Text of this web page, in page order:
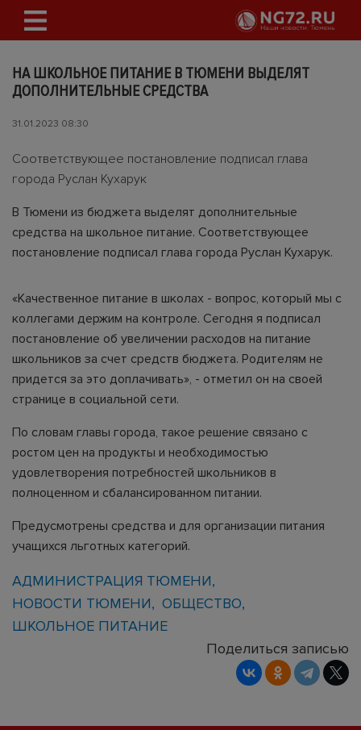
НА ШКОЛЬНОЕ ПИТАНИЕ В ТЮМЕНИ ВЫДЕЛЯТ
ДОПОЛНИТЕЛЬНЫЕ СРЕДСТВА
31.01.2023 08:30
Соответствующее постановление подписал глава
города Руслан Кухарук
В Тюмени из бюджета выделят дополнительные
средства на школьное питание. Соответствующее
постановление подписал глава города Руслан Кухарук.
«Качественное питание в школах - вопрос, который мы с
коллегами держим на контроле. Сегодня я подписал
постановление об увеличении расходов на питание
школьников за счет средств бюджета. Родителям не
придется за это доплачивать», - отметил он на своей
странице в социальной сети.
По словам главы города, такое решение связано с
ростом цен на продукты и необходимостью
удовлетворения потребностей школьников в
полноценном и сбалансированном питании.
Предусмотрены средства и для организации питания
учащихся льготных категорий.
АДМИНИСТРАЦИЯ ТЮМЕНИ
НОВОСТИ ТЮМЕНИ
ОБЩЕСТВО
ШКОЛЬНОЕ ПИТАНИЕ
Поделиться записью